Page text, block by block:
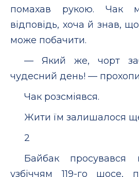
помахав рукою. Чак
відповідь, хоча й знав,
може побачити.
— Який же, чорт
чудесний день! —
Чак розсміявся.
Жити їм залишалося
2
Байбак просувався
узбіччям 119-го шосе,